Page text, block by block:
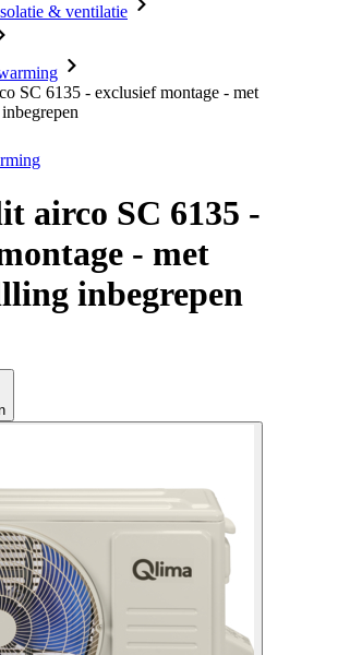
& ventilatie
SC 6135 - exclusief montage - met
airco SC 6135 -
- met
inbegrepen